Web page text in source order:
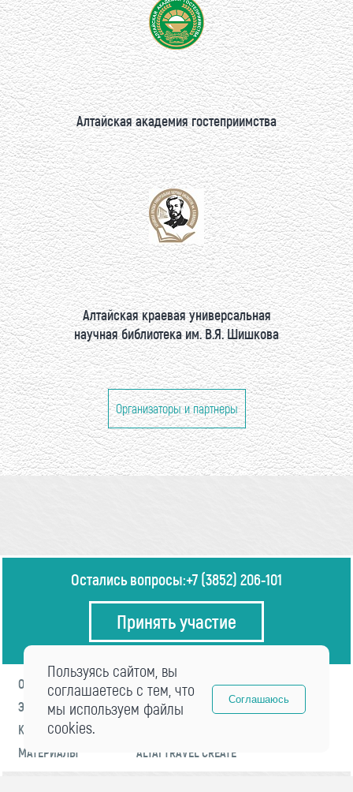
Алтайская академия гостеприимства
Алтайская краевая универсальная
научная библиотека им. В.Я. Шишкова
Организаторы и партнеры
Остались вопросы:+7 (3852) 206-101
Принять участие
О ФОРУМЕ
ПРОГРАММА
ЭКСПЕРТЫ
НОВОСТИ
КОНТАКТЫ
МАТЕРИАЛЫ
ALTAI TRAVEL CREATE
Пользуясь сайтом, вы
соглашаетесь с тем, что
мы используем файлы
cookies.
Соглашаюсь